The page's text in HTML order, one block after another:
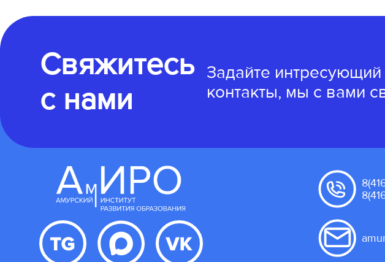
Свяжитесь
с нами
Задайте
контакты, мы с вами